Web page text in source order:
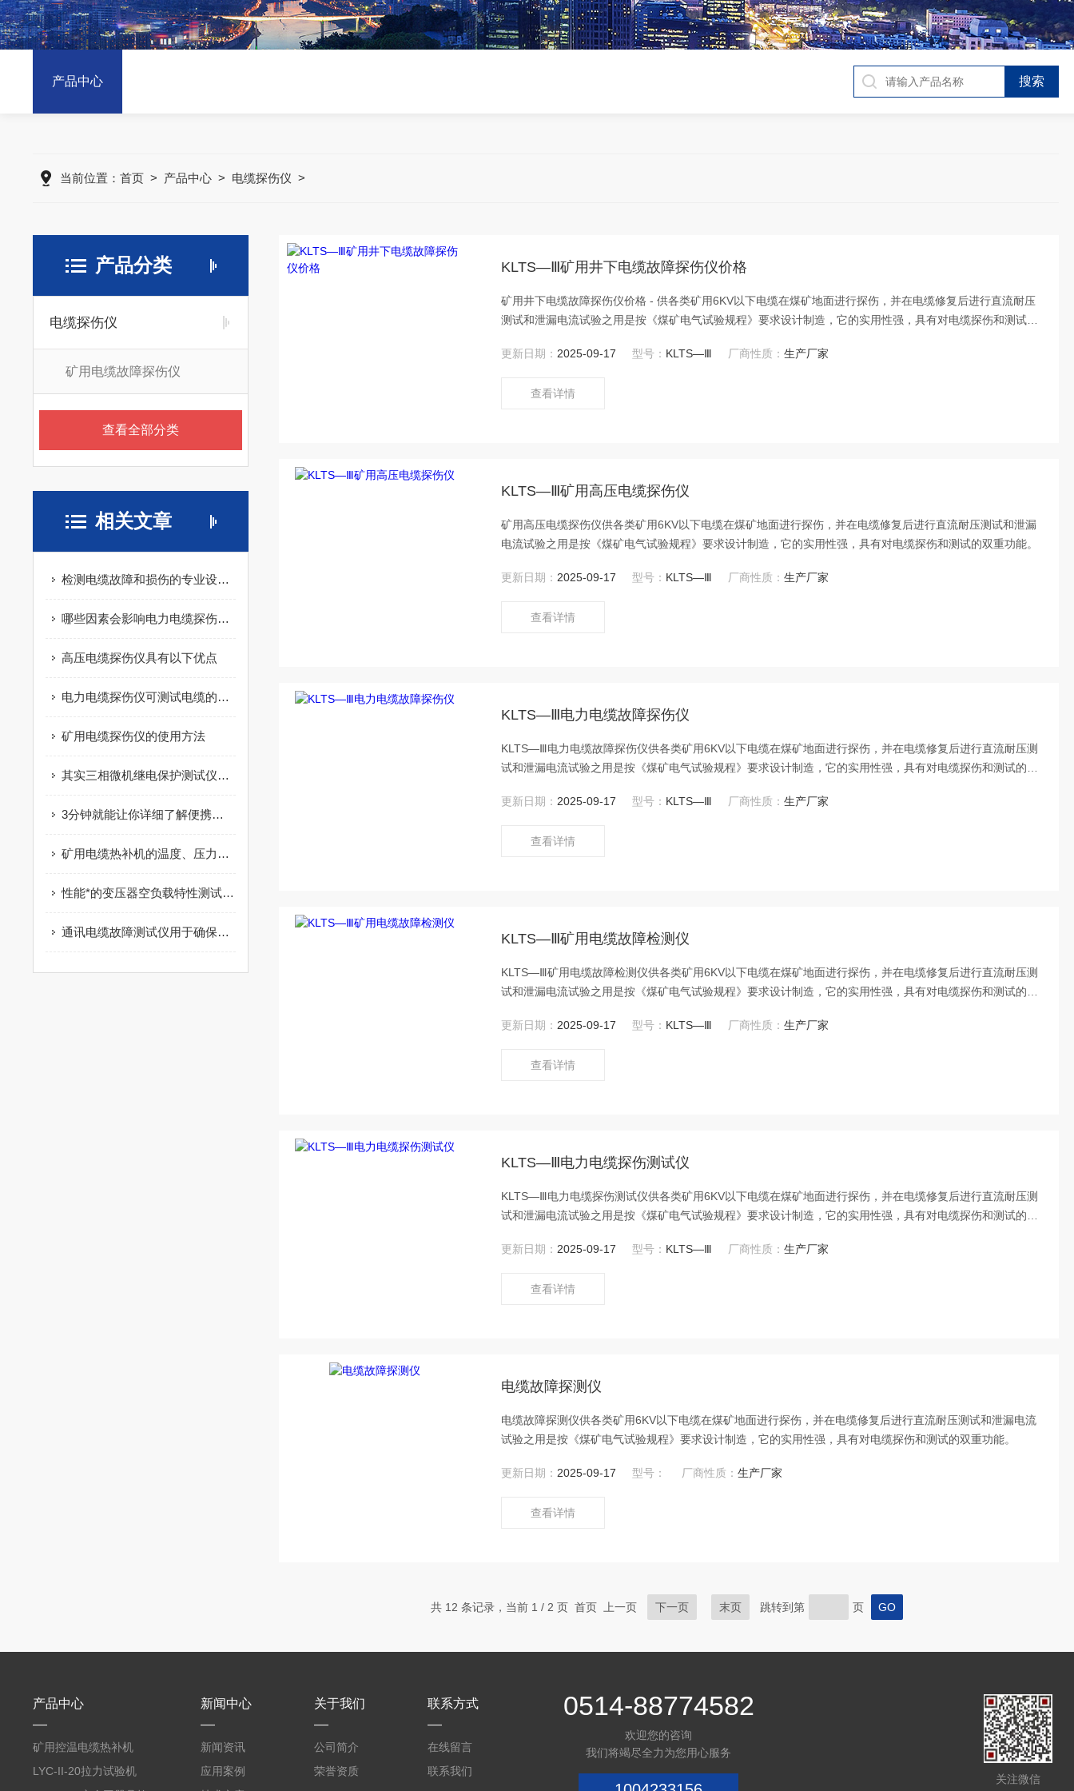
产品中心
当前位置： 首页> 产品中心> 电缆探伤仪 >
产品分类
电缆探伤仪
矿用电缆故障探伤仪
查看全部分类
相关文章
检测电缆故障和损伤的专业设备 -- 电缆探伤仪
哪些因素会影响电力电缆探伤仪的检测结果
高压电缆探伤仪具有以下优点
电力电缆探伤仪可测试电缆的各种故障
矿用电缆探伤仪的使用方法
其实三相微机继电保护测试仪的开关机也是需要步骤的
3分钟就能让你详细了解便携式三相电能质量分析仪的功能及特点
矿用电缆热补机的温度、压力与时间参数对修复质量的影响及工艺优化
性能*的变压器空负载特性测试仪能够满足现场配电测试的要求
通讯电缆故障测试仪用于确保通信系统的正常运行和维护
KLTS—Ⅲ矿用井下电缆故障探伤仪价格
矿用井下电缆故障探伤仪价格 - 供各类矿用6KV以下电缆在煤矿地面进行探伤，并在电缆修复后进行直流耐压
测试和泄漏电流试验之用是按《煤矿电气试验规程》要求设计制造，它的实用性强，具有对电缆探伤和测试的
更新日期： 2025-09-17 型号： KLTS—Ⅲ 厂商性质：生产厂家
查看详情
KLTS—Ⅲ矿用高压电缆探伤仪
矿用高压电缆探伤仪供各类矿用6KV以下电缆在煤矿地面进行探伤，并在电缆修复后进行直流耐压测试和泄漏
电流试验之用是按《煤矿电气试验规程》要求设计制造，它的实用性强，具有对电缆探伤和测试的双重功能。
更新日期： 2025-09-17 型号： KLTS—Ⅲ 厂商性质：生产厂家
查看详情
KLTS—Ⅲ电力电缆故障探伤仪
KLTS—Ⅲ电力电缆故障探伤仪供各类矿用6KV以下电缆在煤矿地面进行探伤，并在电缆修复后进行直流耐压测
试和泄漏电流试验之用是按《煤矿电气试验规程》要求设计制造，它的实用性强，具有对电缆探伤和测试的双
更新日期： 2025-09-17 型号： KLTS—Ⅲ 厂商性质：生产厂家
查看详情
KLTS—Ⅲ矿用电缆故障检测仪
KLTS—Ⅲ矿用电缆故障检测仪供各类矿用6KV以下电缆在煤矿地面进行探伤，并在电缆修复后进行直流耐压测
试和泄漏电流试验之用是按《煤矿电气试验规程》要求设计制造，它的实用性强，具有对电缆探伤和测试的双
更新日期： 2025-09-17 型号： KLTS—Ⅲ 厂商性质：生产厂家
查看详情
KLTS—Ⅲ电力电缆探伤测试仪
KLTS—Ⅲ电力电缆探伤测试仪供各类矿用6KV以下电缆在煤矿地面进行探伤，并在电缆修复后进行直流耐压测
试和泄漏电流试验之用是按《煤矿电气试验规程》要求设计制造，它的实用性强，具有对电缆探伤和测试的双
更新日期： 2025-09-17 型号： KLTS—Ⅲ 厂商性质：生产厂家
查看详情
电缆故障探测仪
电缆故障探测仪供各类矿用6KV以下电缆在煤矿地面进行探伤，并在电缆修复后进行直流耐压测试和泄漏电流
试验之用是按《煤矿电气试验规程》要求设计制造，它的实用性强，具有对电缆探伤和测试的双重功能。
更新日期： 2025-09-17 型号： 厂商性质：生产厂家
查看详情
共 12 条记录，当前 1 / 2 页 首页 上一页 下一页 末页 跳转到第 页
产品中心
矿用控温电缆热补机
LYC-II-20拉力试验机
新闻中心
新闻资讯
应用案例
关于我们
公司简介
荣誉资质
联系方式
在线留言
联系我们
0514-88774582
欢迎您的咨询
我们将竭尽全力为您用心服务
关注微信